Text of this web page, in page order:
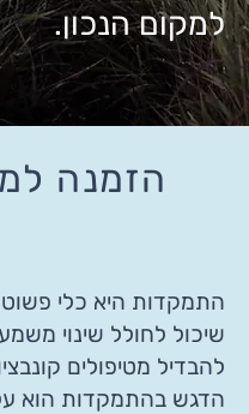
למקום הנכון.
הזמנה
התמקדות היא כלי
שיכול לחולל שינוי
להבדיל מטיפולים
הדגש בהתמקדות הוא